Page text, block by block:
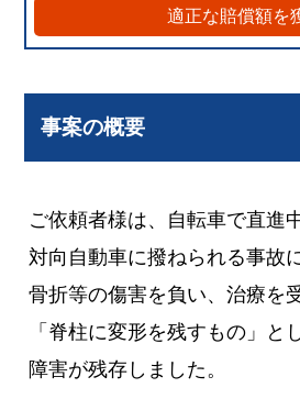
適正な賠償額を
事案の概要
ご依頼者様は、自転車で直進
対向自動車に撥ねられる事故
骨折等の傷害を負い、治療を
「脊柱に変形を残すもの」と
障害が残存しました。